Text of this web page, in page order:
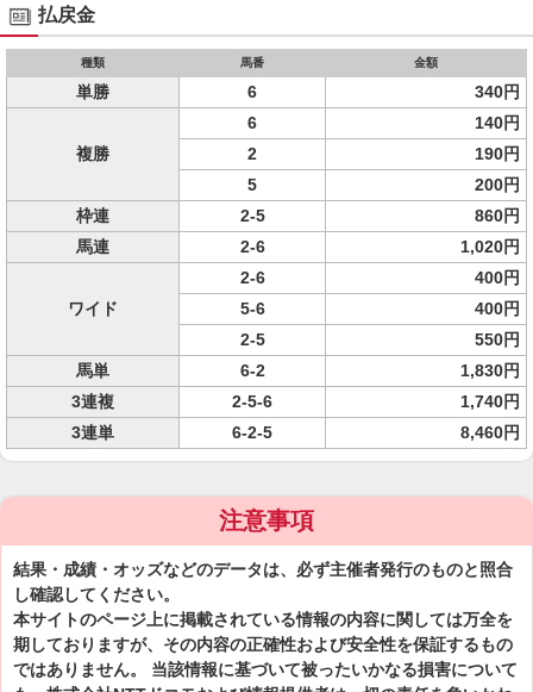
払戻金
種類 馬番 金額
単勝 6 340円
複勝
6
140円
2
190円
5
200円
枠連
2-5
860円
馬連
2-6 1,020円
ワイド
2-6
400円
5-6
400円
2-5
550円
馬単
6-2
1,830円
3連複
2-5-6
1,740円
3連単
6-2-5 8,460円
注意事項
結果・成績・オッズなどのデータは、必ず主催者発行のものと照合
し確認してください。
本サイトのページ上に掲載されている情報の内容に関しては万全を
期しておりますが、その内容の正確性および安全性を保証するもの
ではありません。 当該情報に基づいて被ったいかなる損害について